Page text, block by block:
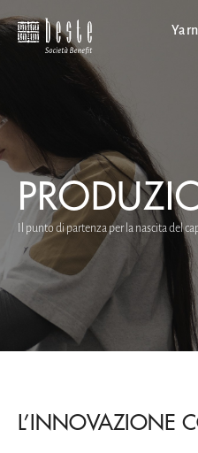
Yarn
Il punto di partenza per la nascita del
L’INNOVAZIONE